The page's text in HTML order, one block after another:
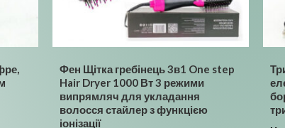
Фен Щітка гребінець 3в1 One step
Hair Dryer 1000 Вт 3 режими
випрямляч для укладання
волосся стайлер з функцією
іонізації